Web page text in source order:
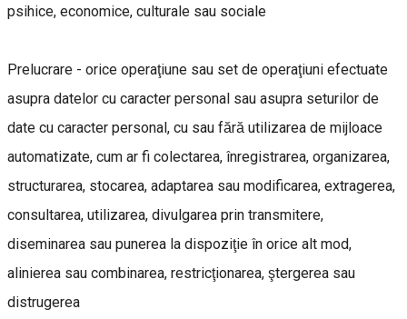
psihice, economice, culturale sau sociale
Prelucrare - orice operaţiune sau set de operaţiuni efectuate
asupra datelor cu caracter personal sau asupra seturilor de
date cu caracter personal, cu sau fără utilizarea de mijloace
automatizate, cum ar fi colectarea, înregistrarea, organizarea,
structurarea, stocarea, adaptarea sau modificarea, extragerea,
consultarea, utilizarea, divulgarea prin transmitere,
diseminarea sau punerea la dispoziţie în orice alt mod,
alinierea sau combinarea, restricţionarea, ştergerea sau
distrugerea